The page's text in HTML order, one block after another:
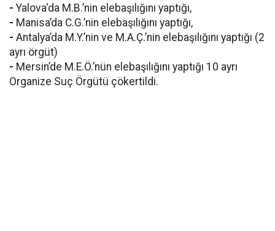
- Yalova‘da M.B.’nin elebaşılığını yaptığı,
- Manisa’da C.G.’nin elebaşılığını yaptığı,
- Antalya’da M.Y.’nin ve M.A.Ç.’nin elebaşılığını yaptığı (2
ayrı örgüt)
- Mersin’de M.E.Ö.’nün elebaşılığını yaptığı 10 ayrı
Organize Suç Örgütü çökertildi.